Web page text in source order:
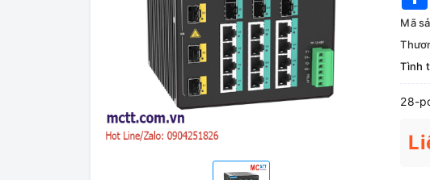
Mã
Tình
28-